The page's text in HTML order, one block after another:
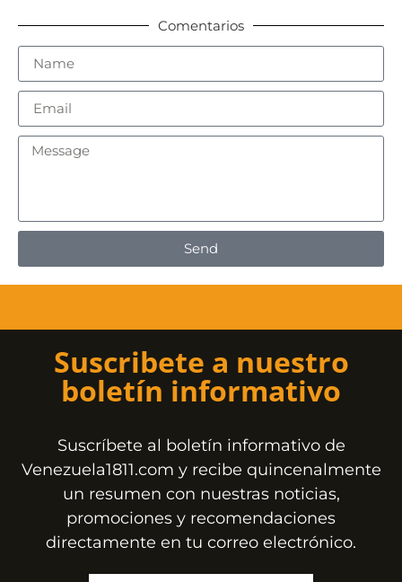
Comentarios
Send
Suscribete a nuestro
boletín informativo
Suscríbete al boletín informativo de
Venezuela1811.com y recibe quincenalmente
un resumen con nuestras noticias,
promociones y recomendaciones
directamente en tu correo electrónico.